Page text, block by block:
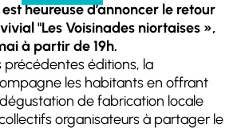
heureuse d’annoncer le retour
"Les Voisinades niortaises »,
à partir de 19h.
éditions, la
les habitants en offrant
de fabrication locale
organisateurs à partager le